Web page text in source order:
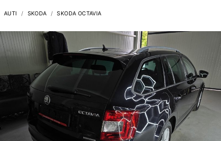
AUTI SKODA SKODA OCTAVIA